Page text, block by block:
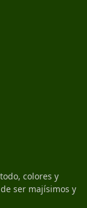
colores y
ser majísimos y